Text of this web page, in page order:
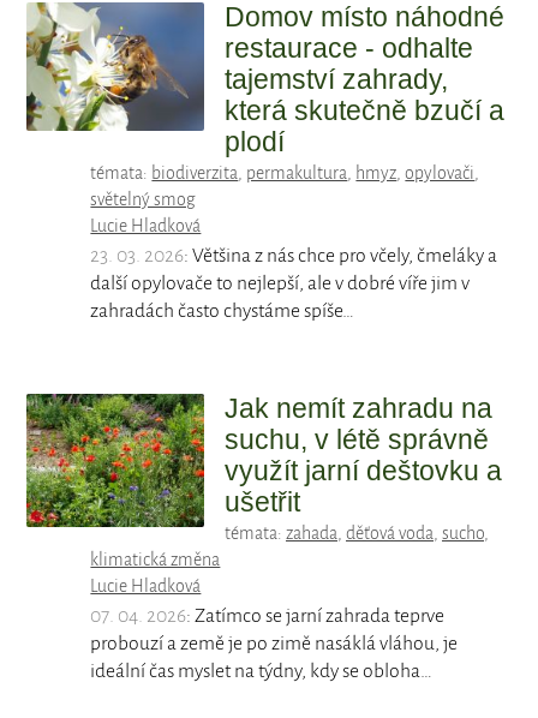
Domov místo náhodné
restaurace - odhalte
tajemství zahrady,
která skutečně bzučí a
plodí
témata: biodiverzita, permakultura, hmyz,opylovači,
světelný smog
Lucie Hladková
23. 03. 2026: Většina z nás chce pro včely, čmeláky a
další opylovače to nejlepší, ale v dobré víře jim v
zahradách často chystáme spíše…
Jak nemít zahradu na
suchu, v létě správně
využít jarní deštovku a
ušetřit
témata: zahada, děťová voda, sucho,
klimatická změna
Lucie Hladková
07. 04. 2026: Zatímco se jarní zahrada teprve
probouzí a země je po zimě nasáklá vláhou, je
ideální čas myslet na týdny, kdy se obloha…